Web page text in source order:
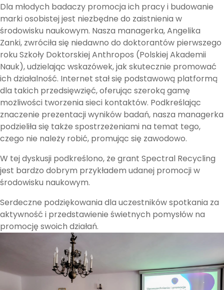
Dla młodych badaczy promocja ich pracy i budowanie
marki osobistej jest niezbędne do zaistnienia w
środowisku naukowym. Nasza managerka, Angelika
Zanki, zwróciła się niedawno do doktorantów pierwszego
roku Szkoły Doktorskiej Anthropos (Polskiej Akademii
Nauk), udzielając wskazówek, jak skutecznie promować
ich działalność. Internet stał się podstawową platformą
dla takich przedsięwzięć, oferując szeroką gamę
możliwości tworzenia sieci kontaktów. Podkreślając
znaczenie prezentacji wyników badań, nasza managerka
podzieliła się także spostrzeżeniami na temat tego,
czego nie należy robić, promując się zawodowo.
W tej dyskusji podkreślono, że grant Spectral Recycling
jest bardzo dobrym przykładem udanej promocji w
środowisku naukowym.
Serdeczne podziękowania dla uczestników spotkania za
aktywność i przedstawienie świetnych pomysłów na
promocję swoich działań.